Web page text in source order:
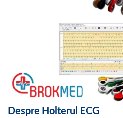
Despre Holterul ECG